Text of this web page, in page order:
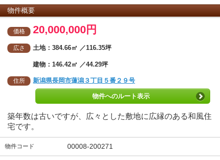
物件概要
価格 20,000,000円
広さ 土地：384.66㎡ ／116.35坪
建物：146.42㎡ ／44.29坪
住所 新潟県長岡市蓮潟３丁目５番２９号
物件へのルート表示
築年数は古いですが、広々とした敷地に広縁のある和風住
宅です。
物件コード 00008-200271